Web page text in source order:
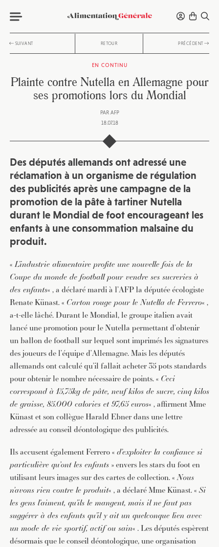
SUIVANT RETOUR PRÉCÉDENT
EN CONTINU
Plainte contre Nutella en Allemagne pour
ses promotions lors du Mondial
PAR AFP
18.07.18
Des députés allemands ont adressé une
réclamation à un organisme de régulation
des publicités après une campagne de la
promotion de la pâte à tartiner Nutella
durant le Mondial de foot encourageant les
enfants à une consommation malsaine du
produit.
«L’industrie alimentaire profite une nouvelle fois de la
Coupe du monde de football pour vendre ses sucreries à
des enfants« , a déclaré mardi à l’AFP la députée écologiste
Renate Künast. « Carton rouge pour le Nutella de Ferrero« ,
a-t-elle lâché. Durant le Mondial, le groupe italien avait
lancé une promotion pour le Nutella permettant d’obtenir
un ballon de football sur lequel sont imprimés les signatures
des joueurs de l’équipe d’Allemagne. Mais les députés
allemands ont calculé qu’il fallait acheter 35 pots standards
pour obtenir le nombre nécessaire de points. « Ceci
correspond à 15,75kg de pâte, neuf kilos de sucre, cinq kilos
de graisse, 85.000 calories et 97,65 euros« , affirment Mme
Künast et son collègue Harald Ebner dans une lettre
adressée au conseil déontologique des publicités.
Ils accusent également Ferrero « d’exploiter la confiance si
particulière qu’ont les enfants » envers les stars du foot en
utilisant leurs images sur des cartes de collection. «Nous
n’avons rien contre le produit« , a déclaré Mme Künast. « Si
les gens l’aiment, qu’ils le mangent, mais il ne faut pas
suggérer à des enfants qu’il y ait un quelconque lien avec
un mode de vie sportif, actif ou sain« . Les députés espèrent
désormais que le conseil déontologique, une organisation